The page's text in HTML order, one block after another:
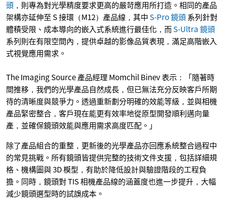
頭 ，則專為對光學精度要求更高的嚴苛應用所打造。相同的產品
架構亦延伸至 S 接環（M12）產品線，其中 S-Pro 鏡頭系列針對
體積受限、成本導向的嵌入式系統進行最佳化，而S-Ultra 鏡頭
系列則在有限空間內，提供卓越的影像品質表現，滿足高階嵌入
式視覺應用需求。
The Imaging Source 產品經理 Momchil Binev 表示：「隨著時
間推移，我們的光學產品自然成長，但已無法充分反映客戶所期
待的清晰度與競爭力。透過重新劃分明確的效能等級，並與相機
產品緊密整合，客戶現在能更有效率地從原型開發順利邁向量
產，並確保鏡頭效能與應用需求高度匹配。」
除了產品組合的重整，更新後的光學產品亦回應系統整合過程中
的常見挑戰。所有鏡頭皆提供完整的技術文件支援，包括詳細規
格、機構圖與 3D 模型，有助於降低設計與驗證階段的工程負
擔。同時，鏡頭對 TIS 相機產品線的涵蓋度也進一步提升，大幅
減少鏡頭選型時的試誤成本。